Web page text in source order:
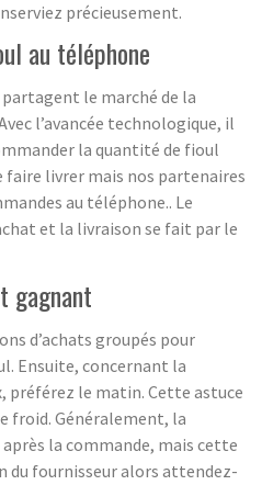
précieusement.
au téléphone
le marché de la
l’avancée technologique, il
la quantité de fioul
faire livrer mais nos partenaires
au téléphone.. Le
et la livraison se fait par le
gagnant
d’achats groupés pour
Ensuite, concernant la
préférez le matin. Cette astuce
froid. Généralement, la
la commande, mais cette
du fournisseur alors attendez-